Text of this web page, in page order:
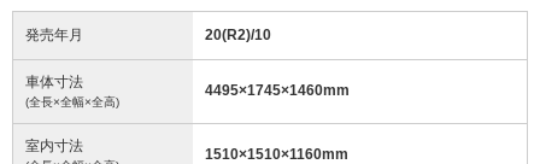
発売年月 20(R2)/10
車体寸法
(全長×全幅×全高)
4495×1745×1460mm
室内寸法 1510×1510×1160mm